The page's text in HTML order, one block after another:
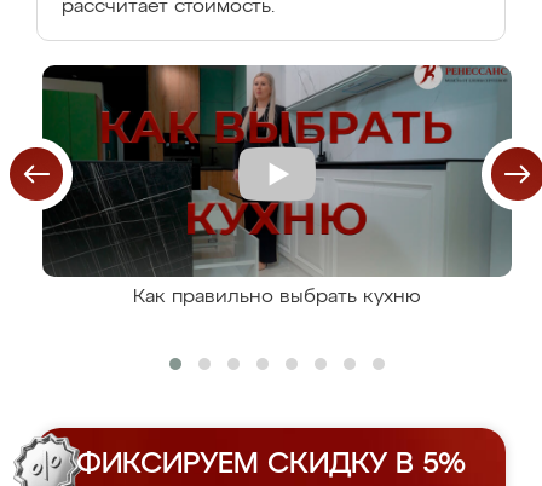
рассчитает стоимость.
Как правильно выбрать кухню
ФИКСИРУЕМ СКИДКУ В 5%